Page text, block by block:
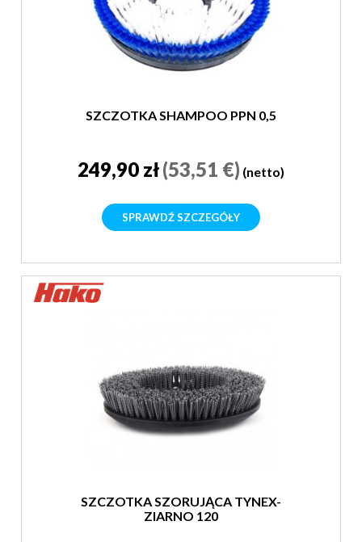
SZCZOTKA SHAMPOO PPN 0,5
249,90 zł(53,51 €) (netto)
SPRAWDŹ SZCZEGÓŁY
SZCZOTKA SZORUJĄCA TYNEX-
ZIARNO 120